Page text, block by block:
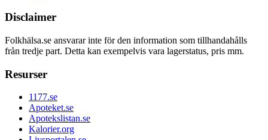
Disclaimer
Folkhälsa.se ansvarar inte för den information som tillhandahålls
från tredje part. Detta kan exempelvis vara lagerstatus, pris mm.
Resurser
1177.se
Apoteket.se
Apotekslistan.se
Kalorier.org